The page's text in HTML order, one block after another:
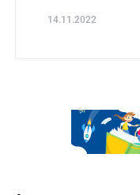
14.11.2022